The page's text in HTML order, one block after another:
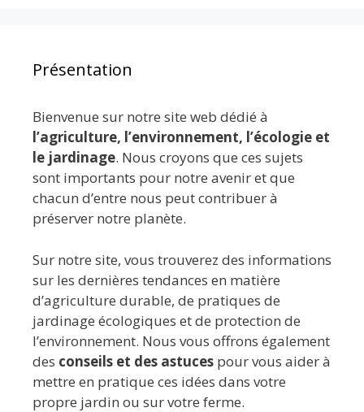
Présentation
Bienvenue sur notre site web dédié à
l’agriculture, l’environnement, l’écologie et
le jardinage. Nous croyons que ces sujets
sont importants pour notre avenir et que
chacun d’entre nous peut contribuer à
préserver notre planète.
Sur notre site, vous trouverez des informations
sur les dernières tendances en matière
d’agriculture durable, de pratiques de
jardinage écologiques et de protection de
l’environnement. Nous vous offrons également
des conseils et des astuces pour vous aider à
mettre en pratique ces idées dans votre
propre jardin ou sur votre ferme.